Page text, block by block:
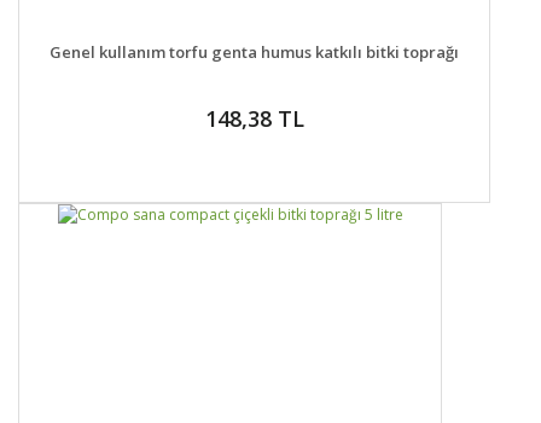
DETAYLAR SEPETE EKLE
Genel kullanım torfu genta humus katkılı bitki toprağı
148,38 TL